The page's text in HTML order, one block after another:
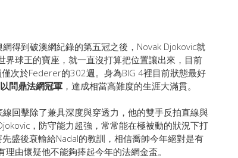
得到破澳網紀錄的第五冠之後，Novak Djokovic就
球王的寶座，就一直沒打算把位置讓出來，目前
次於Federer的302週。身為BIG 4裡目前狀態最好
問鼎法網冠軍 ，達成相當高難度的生涯大滿貫。
回擊除了兼具深度與穿透力，他的雙手反拍直線與
，防守能力超強，常常能在極被動的狀況下打
盛後衰輸給Nadal的教訓，相信喬帥今年絕對是有
由懷疑他不能夠捧起今年的法網金盃。